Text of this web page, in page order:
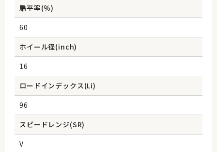
扁平率(％)
60
ホイール径(inch)
16
ロードインデックス(Li)
96
スピードレンジ(SR)
V